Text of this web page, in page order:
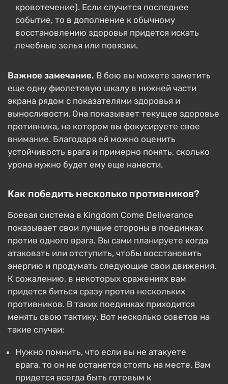
кровотечение). Если случится последнее
событие, то в дополнение к обычному
восстановлению здоровья придется искать
лечебные зелья или повязки.
Важное замечание. В бою вы можете заметить
еще одну фиолетовую шкалу в нижней части
экрана рядом с показателями здоровья и
выносливости. Она показывает текущее здоровье
противника, на котором вы фокусируете свое
внимание. Благодаря ей можно оценить
устойчивость врага и примерно понять, сколько
урона нужно будет ему еще нанести.
Как победить несколько противников?
Боевая система в Kingdom Come Deliverance
показывает свои лучшие стороны в поединках
против одного врага. Вы сами планируете когда
атаковать или отступить, чтобы восстановить
энергию и продумать следующие свои движения.
К сожалению, в некоторых сражениях вам
придется биться сразу против нескольких
противников. В таких поединках приходится
менять свою тактику. Вот несколько советов на
такие случаи:
Нужно помнить, что если вы не атакуете
врага, то он не останется стоять на месте. Вам
придется всегда быть готовым к